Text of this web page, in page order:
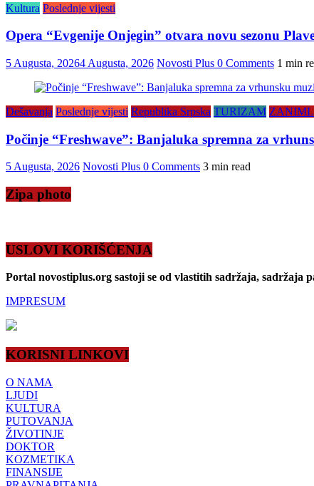
Kultura Poslednje vijesti
Opera “Evgenije Onjegin” otvara novu sezonu
5 Augusta, 20264 Augusta, 2026 Novosti Plus 0 Comments 1 min
Dešavanja Poslednje vijesti Republika Srpska TURIZAM
Počinje “Freshwave”: Banjaluka spremna za
5 Augusta, 2026 Novosti Plus 0 Comments 3 min read
Zipa photo
USLOVI KORIŠĆENJA
Portal novostiplus.org sastoji se od vlastitih sadržaja, sadržaja
IMPRESUM
KORISNI LINKOVI
O NAMA
LJUDI
KULTURA
PUTOVANJA
ŽIVOTINJE
DOKTOR
KOZMETIKA
FINANSIJE